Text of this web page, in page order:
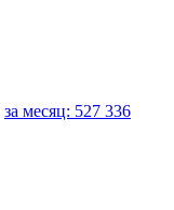
за месяц: 527 336